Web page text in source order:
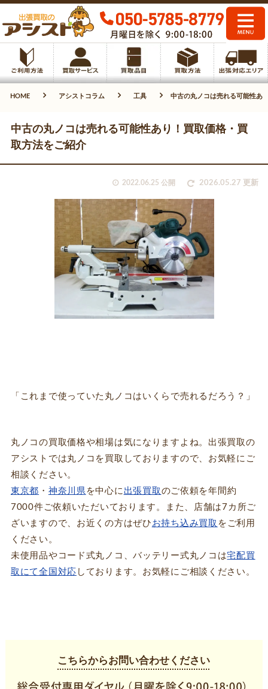
HOME アシストコラム 工具 中古の丸ノコは売れる可能性あ
中古の丸ノコは売れる可能性あり！買取価格・買
取方法をご紹介
2022.06.25 公開 2026.05.27 更新
「これまで使っていた丸ノコはいくらで売れるだろう？」
丸ノコの買取価格や相場は気になりますよね。出張買取の
アシストでは丸ノコを買取しておりますので、お気軽にご
相談ください。
東京都 ・ 神奈川県 を中心に 出張買取 のご依頼を年間約
7000件ご依頼いただいております。また、店舗は7カ所ご
ざいますので、お近くの方はぜひ お持ち込み買取 をご利用
ください。
未使用品やコード式丸ノコ、バッテリー式丸ノコは宅配買
取にて全国対応 しております。お気軽にご相談ください。
こちらからお問い合わせください